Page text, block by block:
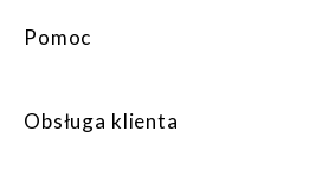
Pomoc
Obsługa klienta